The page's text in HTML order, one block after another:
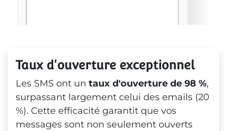
Taux d'ouverture exceptionnel
Les SMS ont un taux d'ouverture de 98 %,
surpassant largement celui des emails (20
%). Cette efficacité garantit que vos
messages sont non seulement ouverts